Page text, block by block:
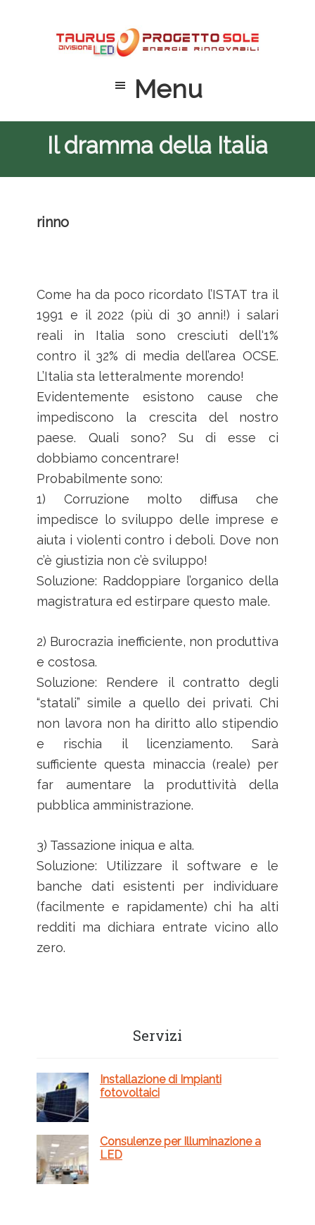
contenuto
Menu
Il dramma della Italia
rinno
Come ha da poco ricordato l’ISTAT tra il
1991 e il 2022 (più di 30 anni!) i salari
reali in Italia sono cresciuti dell‘1%
contro il 32% di media dell’area OCSE.
L’Italia sta letteralmente morendo!
Evidentemente esistono cause che
impediscono la crescita del nostro
paese. Quali sono? Su di esse ci
dobbiamo concentrare!
Probabilmente sono:
1) Corruzione molto diffusa che
impedisce lo sviluppo delle imprese e
aiuta i violenti contro i deboli. Dove non
c’è giustizia non c’è sviluppo!
Soluzione: Raddoppiare l’organico della
magistratura ed estirpare questo male.
2) Burocrazia inefficiente, non produttiva
e costosa.
Soluzione: Rendere il contratto degli
“statali” simile a quello dei privati. Chi
non lavora non ha diritto allo stipendio
e rischia il licenziamento. Sarà
sufficiente questa minaccia (reale) per
far aumentare la produttività della
pubblica amministrazione.
3) Tassazione iniqua e alta.
Soluzione: Utilizzare il software e le
banche dati esistenti per individuare
(facilmente e rapidamente) chi ha alti
redditi ma dichiara entrate vicino allo
zero.
primaria
Servizi
Installazione di Impianti
fotovoltaici
Consulenze per Illuminazione a
LED